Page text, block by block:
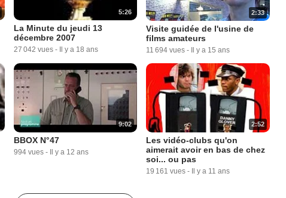
5:26
La Minute du jeudi 13
décembre 2007
27 042 vues - Il y a 18 ans
2:33
Visite guidée de l'usine de
films amateurs
11 694 vues - Il y a 15 ans
9:02
BBOX N°47
994 vues - Il y a 12 ans
2:52
Les vidéo-clubs qu'on
aimerait avoir en bas de chez
soi... ou pas
19 161 vues - Il y a 11 ans